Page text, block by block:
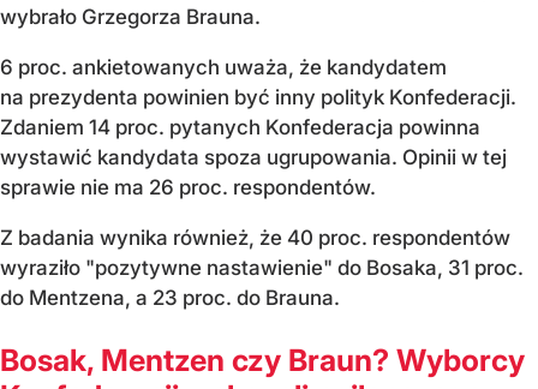
wybrało Grzegorza Brauna.
6 proc. ankietowanych uważa, że kandydatem
na prezydenta powinien być inny polityk Konfederacji.
Zdaniem 14 proc. pytanych Konfederacja powinna
wystawić kandydata spoza ugrupowania. Opinii w tej
sprawie nie ma 26 proc. respondentów.
Z badania wynika również, że 40 proc. respondentów
wyraziło "pozytywne nastawienie" do Bosaka, 31 proc.
do Mentzena, a 23 proc. do Brauna.
Bosak, Mentzen czy Braun? Wyborcy